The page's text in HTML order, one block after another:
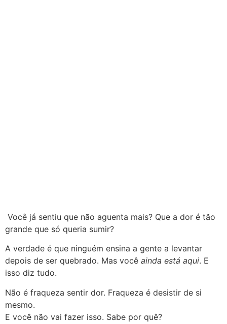
Você já sentiu que não aguenta mais? Que a dor é tão
grande que só queria sumir?
A verdade é que ninguém ensina a gente a levantar
depois de ser quebrado. Mas você ainda está aqui. E
isso diz tudo.
Não é fraqueza sentir dor. Fraqueza é desistir de si
mesmo.
E você não vai fazer isso. Sabe por quê?